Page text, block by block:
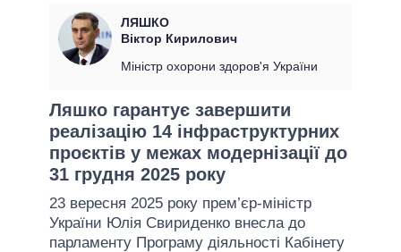
СТАТТІ
ДУМКИ
ОГЛЯДИ
СВІТ
УСІ ПОЛІТИКИ
ПРЕЗИДЕНТ І ОФІС
КАБІНЕТ МІНІСТРІВ
ГОЛОВИ ОБЛАДМІНІСТРАЦІЙ
МЕРИ МІСТ
ІНФОГРАФІКА
ВІДЕО
ПІДТРИМАТИ
ПОРІВНЯННЯ ПОЛІТИКІВ
ЛЯШКО
Віктор Кирилович
Міністр охорони здоров'я України
Ляшко гарантує завершити
реалізацію 14 інфраструктурних
проєктів у межах модернізації до
31 грудня 2025 року
23 вересня 2025 року прем’єр-міністр
України Юлія Свириденко внесла до
парламенту Програму діяльності Кабінету